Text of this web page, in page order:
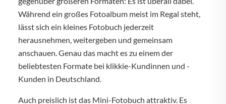
Während ein großes Fotoalbum meist im Regal steht,
lässt sich ein kleines Fotobuch jederzeit
herausnehmen, weitergeben und gemeinsam
anschauen. Genau das macht es zu einem der
beliebtesten Formate bei klikkie-Kundinnen und -
Kunden in Deutschland.
Auch preislich ist das Mini-Fotobuch attraktiv. Es